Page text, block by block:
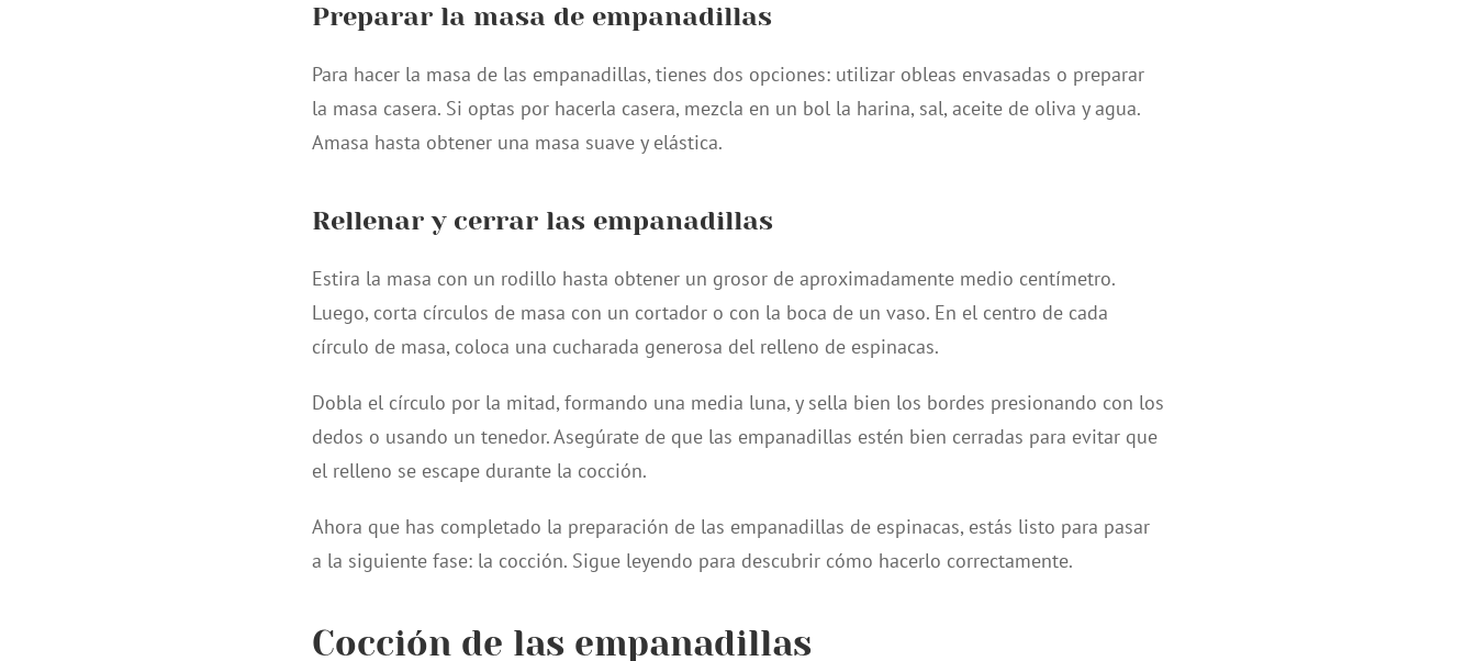
Preparar la masa de empanadillas
Para hacer la masa de las empanadillas, tienes dos opciones: utilizar obleas envasadas o preparar
la masa casera. Si optas por hacerla casera, mezcla en un bol la harina, sal, aceite de oliva y agua.
Amasa hasta obtener una masa suave y elástica.
Rellenar y cerrar las empanadillas
Estira la masa con un rodillo hasta obtener un grosor de aproximadamente medio centímetro.
Luego, corta círculos de masa con un cortador o con la boca de un vaso. En el centro de cada
círculo de masa, coloca una cucharada generosa del relleno de espinacas.
Dobla el círculo por la mitad, formando una media luna, y sella bien los bordes presionando con los
dedos o usando un tenedor. Asegúrate de que las empanadillas estén bien cerradas para evitar que
el relleno se escape durante la cocción.
Ahora que has completado la preparación de las empanadillas de espinacas, estás listo para pasar
a la siguiente fase: la cocción. Sigue leyendo para descubrir cómo hacerlo correctamente.
Cocción de las empanadillas